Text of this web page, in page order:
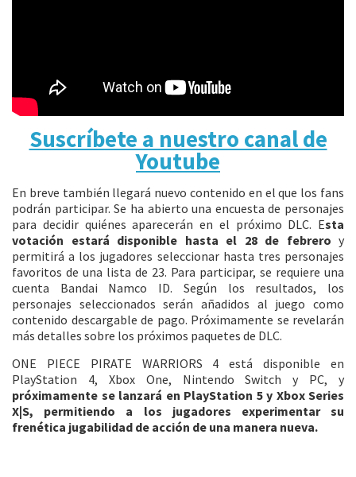
Suscríbete a nuestro canal de
Youtube
En breve también llegará nuevo contenido en el que los fans
podrán participar. Se ha abierto una encuesta de personajes
para decidir quiénes aparecerán en el próximo DLC. Esta
votación estará disponible hasta el 28 de febrero y
permitirá a los jugadores seleccionar hasta tres personajes
favoritos de una lista de 23. Para participar, se requiere una
cuenta Bandai Namco ID. Según los resultados, los
personajes seleccionados serán añadidos al juego como
contenido descargable de pago. Próximamente se revelarán
más detalles sobre los próximos paquetes de DLC.
ONE PIECE PIRATE WARRIORS 4 está disponible en
PlayStation 4, Xbox One, Nintendo Switch y PC, y
próximamente se lanzará en PlayStation 5 y Xbox Series
X|S, permitiendo a los jugadores experimentar su
frenética jugabilidad de acción de una manera nueva.